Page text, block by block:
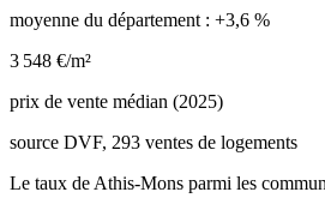
moyenne du département : +3,6 %
3 548 €/m²
prix de vente médian (2025)
source DVF, 293 ventes de logements
Le taux de Athis-Mons parmi les